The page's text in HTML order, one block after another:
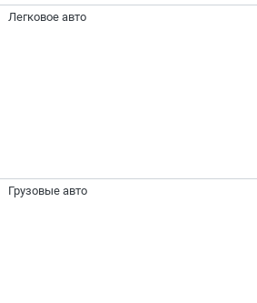
Легковое авто
Грузовые авто